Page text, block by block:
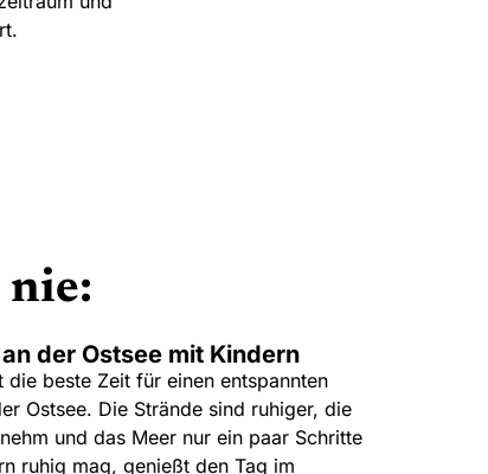
nie:
der Ostsee mit Kindern
die beste Zeit für einen entspannten
Ostsee. Die Strände sind ruhiger, die
und das Meer nur ein paar Schritte
ruhig mag, genießt den Tag im